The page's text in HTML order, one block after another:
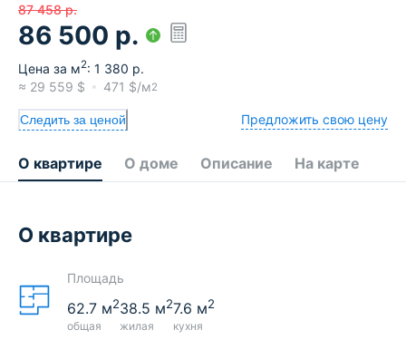
87 458 р.
86 500 р.
Цена за м2: 1 380 р.
≈ 29 559 $ 471 $/м2
Следить за ценой Предложить свою цену
О квартире О доме Описание На карте
О квартире
Площадь
62.7 м2
общая
38.5 м2
жилая
7.6 м2
кухня